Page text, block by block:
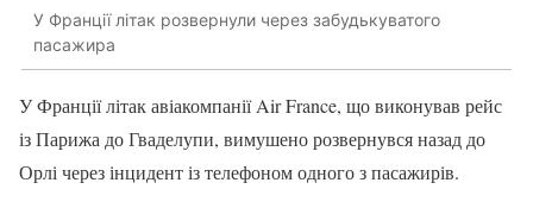
У Франції літак розвернули через забудькуватого
пасажира
У Франції літак авіакомпанії Air France, що виконував рейс
із Парижа до Гваделупи, вимушено розвернувся назад до
Орлі через інцидент із телефоном одного з пасажирів.